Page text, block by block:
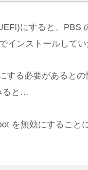
にすると、PBS
インストールしてい
する必要があると
ると…
を無効にすること